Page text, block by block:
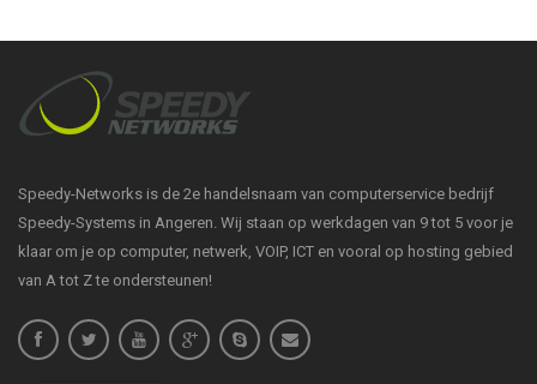
Speedy-Networks is de 2e handelsnaam van computerservice bedrijf
Speedy-Systems in Angeren. Wij staan op werkdagen van 9 tot 5 voor je
klaar om je op computer, netwerk, VOIP, ICT en vooral op hosting gebied
van A tot Z te ondersteunen!